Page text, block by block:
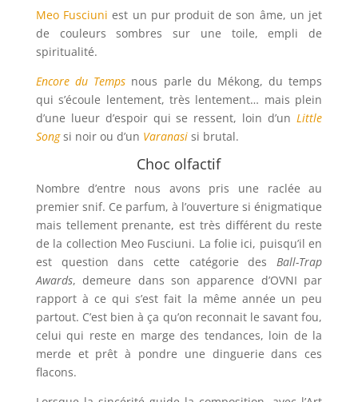
Meo Fusciuni est un pur produit de son âme, un jet
de couleurs sombres sur une toile, empli de
spiritualité.
Encore du Temps nous parle du Mékong, du temps
qui s’écoule lentement, très lentement… mais plein
d’une lueur d’espoir qui se ressent, loin d’unLittle
Songsi noir ou d’un Varanasisi brutal.
Choc olfactif
Nombre d’entre nous avons pris une raclée au
premier snif. Ce parfum, à l’ouverture si énigmatique
mais tellement prenante, est très différent du reste
de la collection Meo Fusciuni. La folie ici, puisqu’il en
est question dans cette catégorie desBall-Trap
Awards, demeure dans son apparence d’OVNI par
rapport à ce qui s’est fait la même année un peu
partout. C’est bien à ça qu’on reconnait le savant fou,
celui qui reste en marge des tendances, loin de la
merde et prêt à pondre une dinguerie dans ces
flacons.